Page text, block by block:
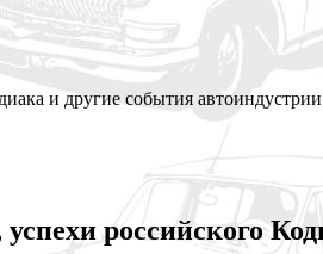
и другие события автоиндустрии
российского